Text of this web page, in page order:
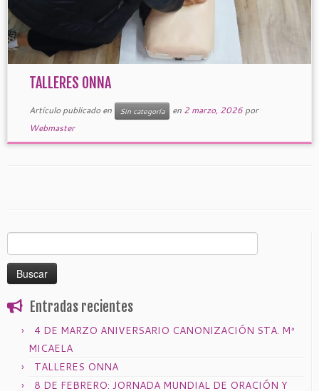
TALLERES ONNA
Artículo publicado en Sin categoría en 2 marzo, 2026 por
Webmaster
Entradas recientes
4 DE MARZO ANIVERSARIO CANONIZACIÓN STA. Mª
MICAELA
TALLERES ONNA
8 DE FEBRERO: JORNADA MUNDIAL DE ORACIÓN Y